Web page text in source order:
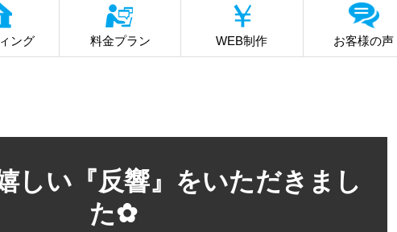
ング 料金プラン WEB制作 お客様の声
い『反響』をいただきまし
た✿